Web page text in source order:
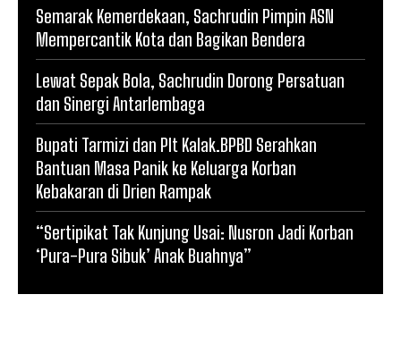
Semarak Kemerdekaan, Sachrudin Pimpin ASN
Mempercantik Kota dan Bagikan Bendera
Lewat Sepak Bola, Sachrudin Dorong Persatuan
dan Sinergi Antarlembaga
Bupati Tarmizi dan Plt Kalak.BPBD Serahkan
Bantuan Masa Panik ke Keluarga Korban
Kebakaran di Drien Rampak
“Sertipikat Tak Kunjung Usai: Nusron Jadi Korban
‘Pura-Pura Sibuk’ Anak Buahnya”